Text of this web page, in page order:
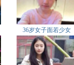
36岁女子面若少女